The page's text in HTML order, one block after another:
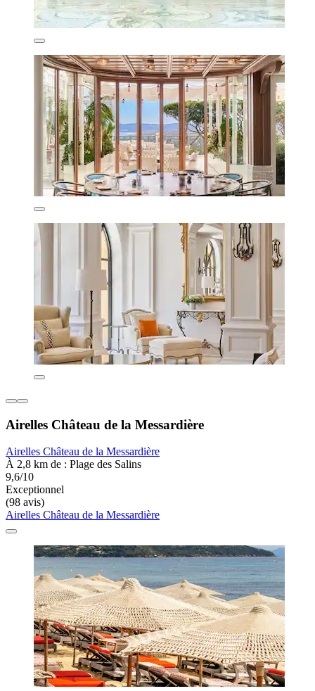
Airelles Château de la Messardière
Airelles Château de la Messardière
À 2,8 km de : Plage des Salins
9,6/10
Exceptionnel
(98 avis)
Airelles Château de la Messardière